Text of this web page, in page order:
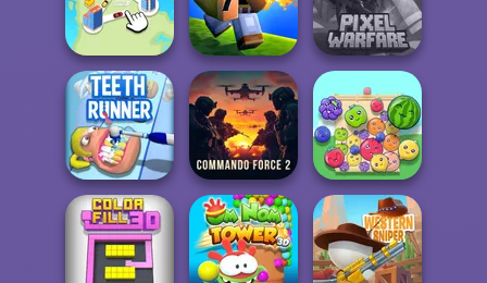
Gothic Heroine Bouncemasters
Cut The Rope
Magic
State Connect Poxel.io
Minecraft Pixel
Warfare
Teeth Runner
Commando
Force 2
Fruit Party